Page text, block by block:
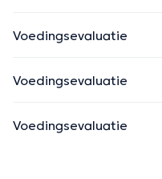
Voedingsevaluatie
Voedingsevaluatie
Voedingsevaluatie